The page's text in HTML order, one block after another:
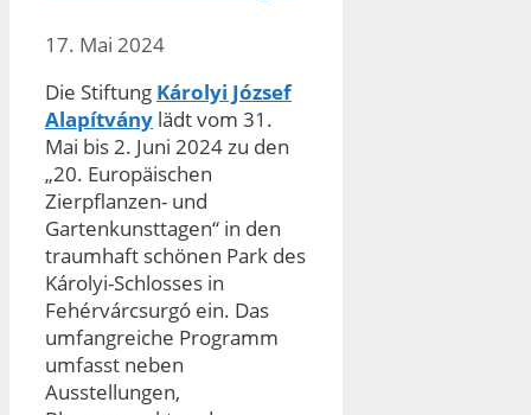
17. Mai 2024
Die Stiftung Károlyi József
Alapítvány lädt vom 31.
Mai bis 2. Juni 2024 zu den
„20. Europäischen
Zierpflanzen- und
Gartenkunsttagen“ in den
traumhaft schönen Park des
Károlyi-Schlosses in
Fehérvárcsurgó ein. Das
umfangreiche Programm
umfasst neben
Ausstellungen,